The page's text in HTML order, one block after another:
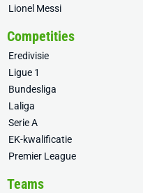
Lionel Messi
Competities
Eredivisie
Ligue 1
Bundesliga
Laliga
Serie A
EK-kwalificatie
Premier League
Teams